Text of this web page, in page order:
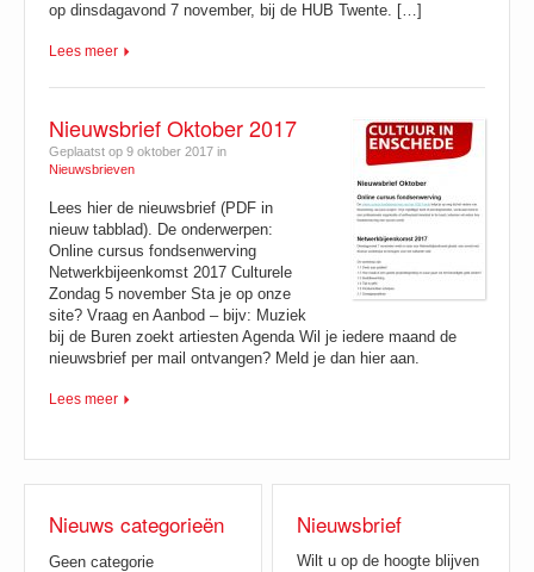
op dinsdagavond 7 november, bij de HUB Twente. […]
Lees meer
Nieuwsbrief Oktober 2017
Geplaatst op 9 oktober 2017 in
Nieuwsbrieven
Lees hier de nieuwsbrief (PDF in
nieuw tabblad). De onderwerpen:
Online cursus fondsenwerving
Netwerkbijeenkomst 2017 Culturele
Zondag 5 november Sta je op onze
site? Vraag en Aanbod – bijv: Muziek
bij de Buren zoekt artiesten Agenda Wil je iedere maand de
nieuwsbrief per mail ontvangen? Meld je dan hier aan.
Lees meer
Nieuws categorieën
Geen categorie
Nieuwsbrief
Wilt u op de hoogte blijven